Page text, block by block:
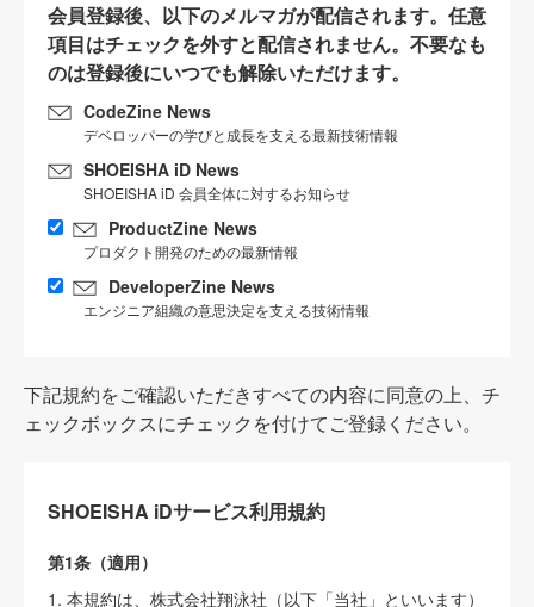
会員登録後、以下のメルマガが配信されます。任意
項目はチェックを外すと配信されません。不要なも
のは登録後にいつでも解除いただけます。
CodeZine News
デベロッパーの学びと成長を支える最新技術情報
SHOEISHA iD News
SHOEISHA iD 会員全体に対するお知らせ
ProductZine News
プロダクト開発のための最新情報
DeveloperZine News
エンジニア組織の意思決定を支える技術情報
下記規約をご確認いただきすべての内容に同意の上、チ
ェックボックスにチェックを付けてご登録ください。
SHOEISHA iDサービス利用規約
第1条（適用）
1. 本規約は、株式会社翔泳社（以下「当社」といいます）